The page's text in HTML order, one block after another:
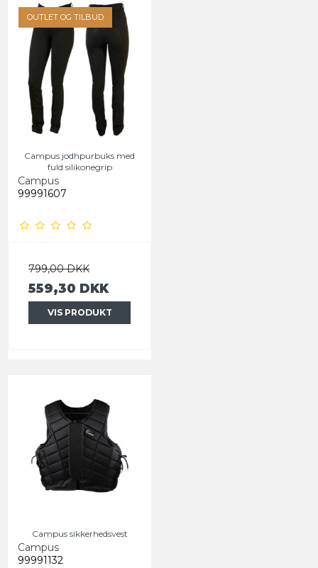
OUTLET OG TILBUD
Campus jodhpurbuks med
fuld silikonegrip
Campus
99991607
799,00 DKK
559,30 DKK
VIS PRODUKT
Campus sikkerhedsvest
Campus
99991132